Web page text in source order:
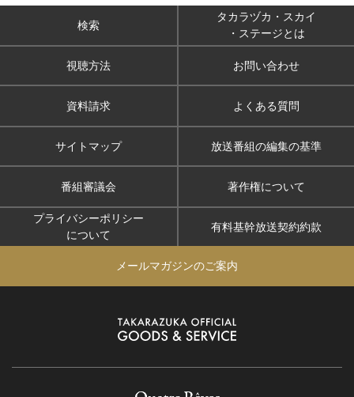
検索
タカラヅカ・スカイ
・ステージとは
視聴方法 お問い合わせ
資料請求 よくある質問
サイトマップ 放送番組の編集の基準
番組審議会 著作権について
プライバシーポリシー
について
有料基幹放送契約約款
メールマガジンのご案内